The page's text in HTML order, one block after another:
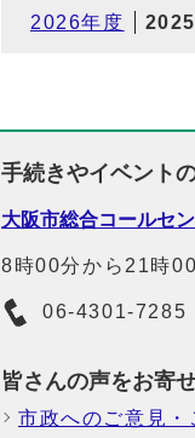
2026年度
手続きやイベント
大阪市総合コールセ
8時00分から21時
06-4301-7285
皆さんの声をお寄
市政へのご意見・